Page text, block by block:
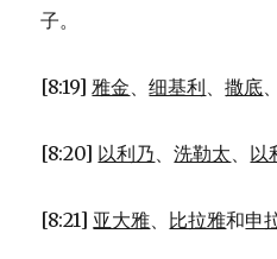
子。
[8:19]雅金、细基利、撒底、
[8:20] 以利乃、洗勒太、 以
[8:21] 亚大雅、 比拉雅和申